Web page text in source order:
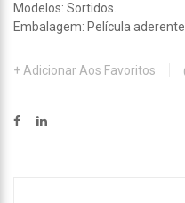
Modelos: Sortidos.
Embalagem: Película aderente.
Adicionar Aos Favoritos